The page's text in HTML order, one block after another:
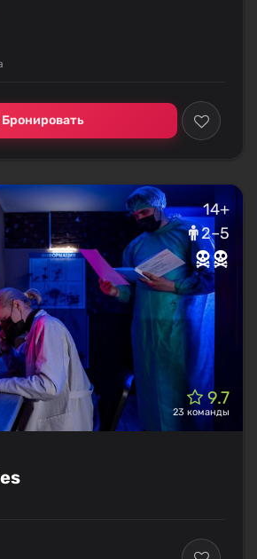
Бронировать
14+
2–5
9.7
23 команды